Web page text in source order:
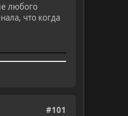
любого
что когда
#101